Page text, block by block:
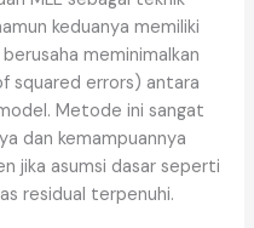
keduanya memiliki
meminimalkan
squared errors) antara
Metode ini sangat
dan kemampuannya
jika asumsi dasar seperti
residual terpenuhi.